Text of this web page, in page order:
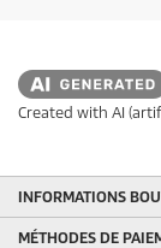
i
t
Created with AI
INFORMATIONS
MÉTHODES DE